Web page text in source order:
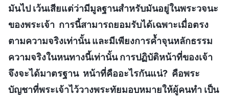
มันไป เว้นเสียแต่ว่ามีมูลฐานสำหรับมันอยู่ในพระวจนะ
ของพระเจ้า การนี้สามารถยอมรับได้เฉพาะเมื่อตรง
ตามความจริงเท่านั้น และมีเพียงการค้ำจุนหลักธรรม
ความจริงในหนทางนี้เท่านั้น การปฏิบัติหน้าที่ของเจ้า
จึงจะได้มาตรฐาน หน้าที่คืออะไรกันแน่? คือพระ
บัญชาที่พระเจ้าไว้วางพระทัยมอบหมายให้ผู้คนทำ เป็น